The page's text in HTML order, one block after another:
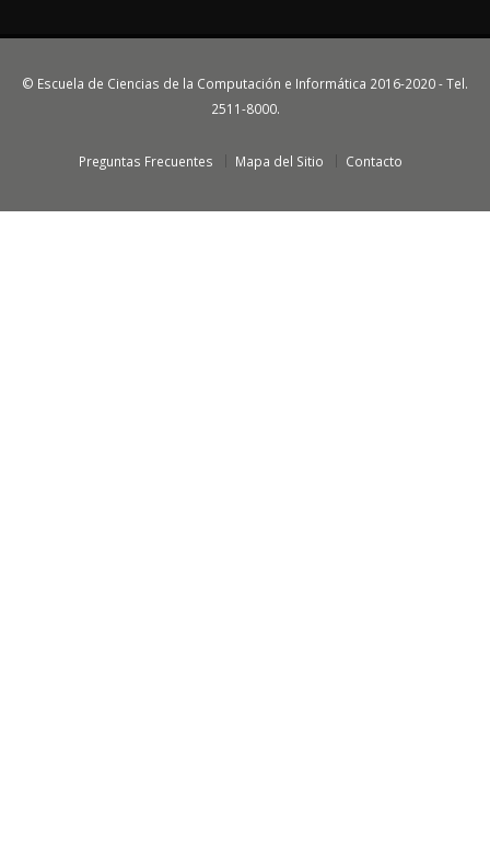
© Escuela de Ciencias de la Computación e Informática 2016-2020 - Tel.
2511-8000.
Preguntas Frecuentes Mapa del Sitio Contacto